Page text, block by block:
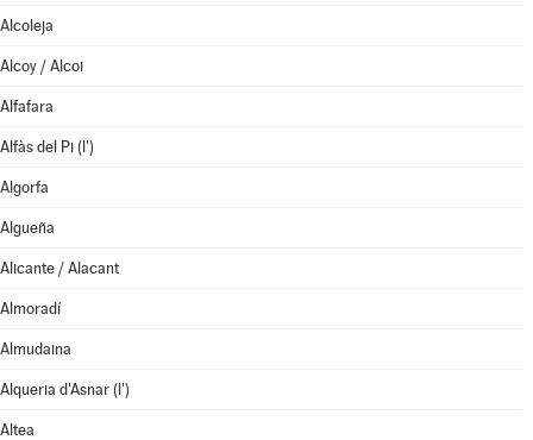
Alcoleja
Alcoy / Alcoi
Alfafara
Alfàs del Pi (l')
Algorfa
Algueña
Alicante / Alacant
Almoradí
Almudaina
Alqueria d'Asnar (l')
Altea